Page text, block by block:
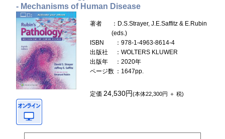
- Mechanisms of Human Disease
著者
：D.S.Strayer, J.E.Saffitz & E.Rubin
(eds.)
ISBN
：978-1-4963-8614-4
出版社
：WOLTERS KLUWER
出版年
：2020年
ページ数 ：1647pp.
定価24,530円(本体22,300円 ＋ 税)